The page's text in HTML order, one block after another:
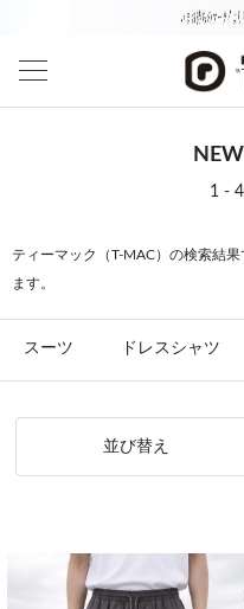
1 -
ティーマック（T-MAC）の検索結
ます。
スーツ ドレスシャツ
並び替え